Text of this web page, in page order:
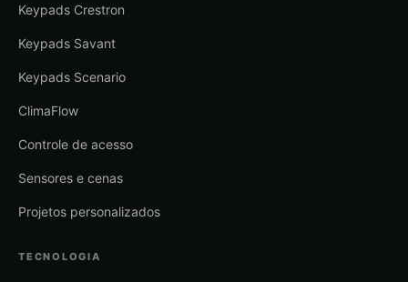
Keypads Crestron
Keypads Savant
Keypads Scenario
ClimaFlow
Controle de acesso
Sensores e cenas
Projetos personalizados
TECNOLOGIA